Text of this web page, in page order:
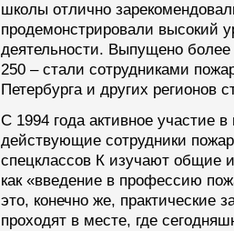
школы отлично
продемонстрировали высокий
деятельности. Выпущено
250 – стали сотрудниками
Петербурга и других регионов
С 1994 года активное участие
действующие сотрудники
спецклассов К изучают общие
как «введение в профессию
это, конечно же, практические
проходят в месте, где